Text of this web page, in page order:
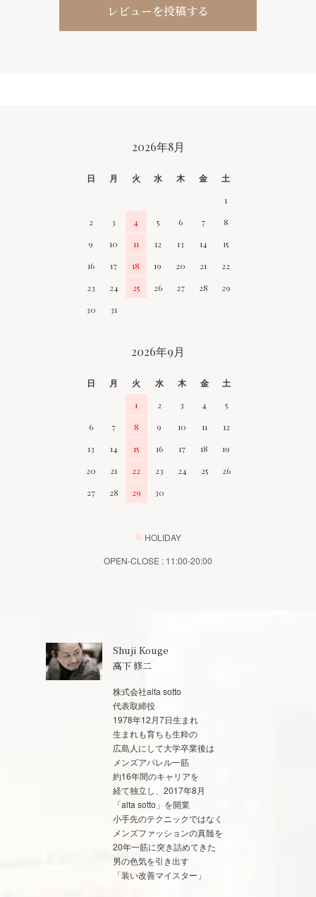
レビューを投稿する
2026年8月
日 月 火 水 木 金
土
1
2
3 4 5 6 7
8
9
10 11 12 13 14
15
16
17 18 19 20 21
22
23
24 25 26 27 28
29
30
31
2026年9月
日 月 火 水 木 金
土
1
2 3 4
5
6
7 8 9 10 11
12
13
14 15 16 17 18
19
20
21 22 23 24 25
26
27
28 29 30
HOLIDAY
OPEN-CLOSE : 11:00-20:00
Shuji Kouge
高下 修二
株式会社alta sotto
代表取締役
1978年12月7日生まれ
生まれも育ちも生粋の
広島人にして大学卒業後は
メンズアパレル一筋
約16年間のキャリアを
経て独立し、2017年8月
「alta sotto」を開業
小手先のテクニックではなく
メンズファッションの真髄を
20年一筋に突き詰めてきた
男の色気を引き出す
「装い改善マイスター」